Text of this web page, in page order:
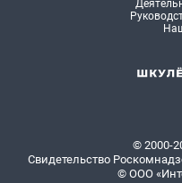
© 2000-
Свидетельство
© ООО